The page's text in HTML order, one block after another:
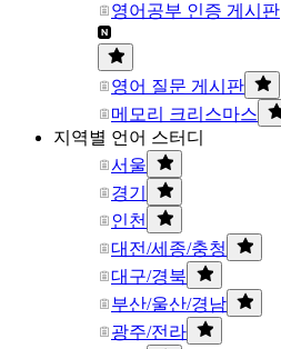
영어공부 인증 게시판
영어 질문 게시판
메모리 크리스마스
지역별 언어 스터디
서울
경기
인천
대전/세종/충청
대구/경북
부산/울산/경남
광주/전라